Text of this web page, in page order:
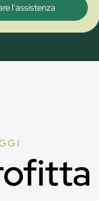
l'assistenza